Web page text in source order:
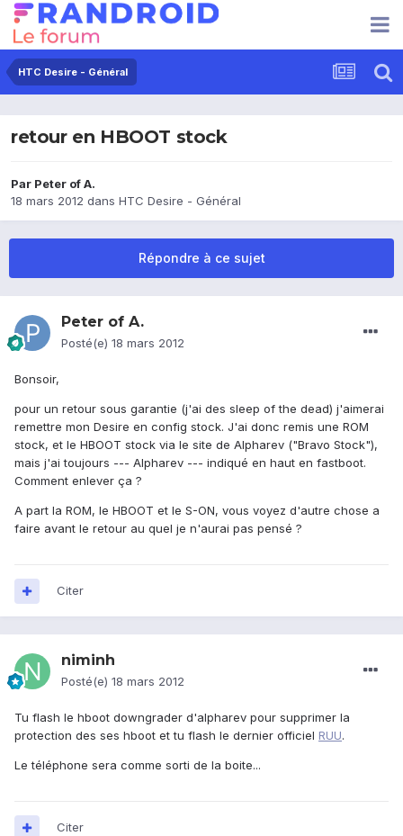
HTC Desire - Général
retour en HBOOT stock
Par Peter of A.
18 mars 2012 dans HTC Desire - Général
Répondre à ce sujet
Peter of A.
Posté(e) 18 mars 2012
Bonsoir,
pour un retour sous garantie (j'ai des sleep of the dead) j'aimerai
remettre mon Desire en config stock. J'ai donc remis une ROM
stock, et le HBOOT stock via le site de Alpharev ("Bravo Stock"),
mais j'ai toujours --- Alpharev --- indiqué en haut en fastboot.
Comment enlever ça ?
A part la ROM, le HBOOT et le S-ON, vous voyez d'autre chose a
faire avant le retour au quel je n'aurai pas pensé ?
Citer
niminh
Posté(e) 18 mars 2012
Tu flash le hboot downgrader d'alpharev pour supprimer la
protection des ses hboot et tu flash le dernier officiel RUU.
Le téléphone sera comme sorti de la boite...
Citer